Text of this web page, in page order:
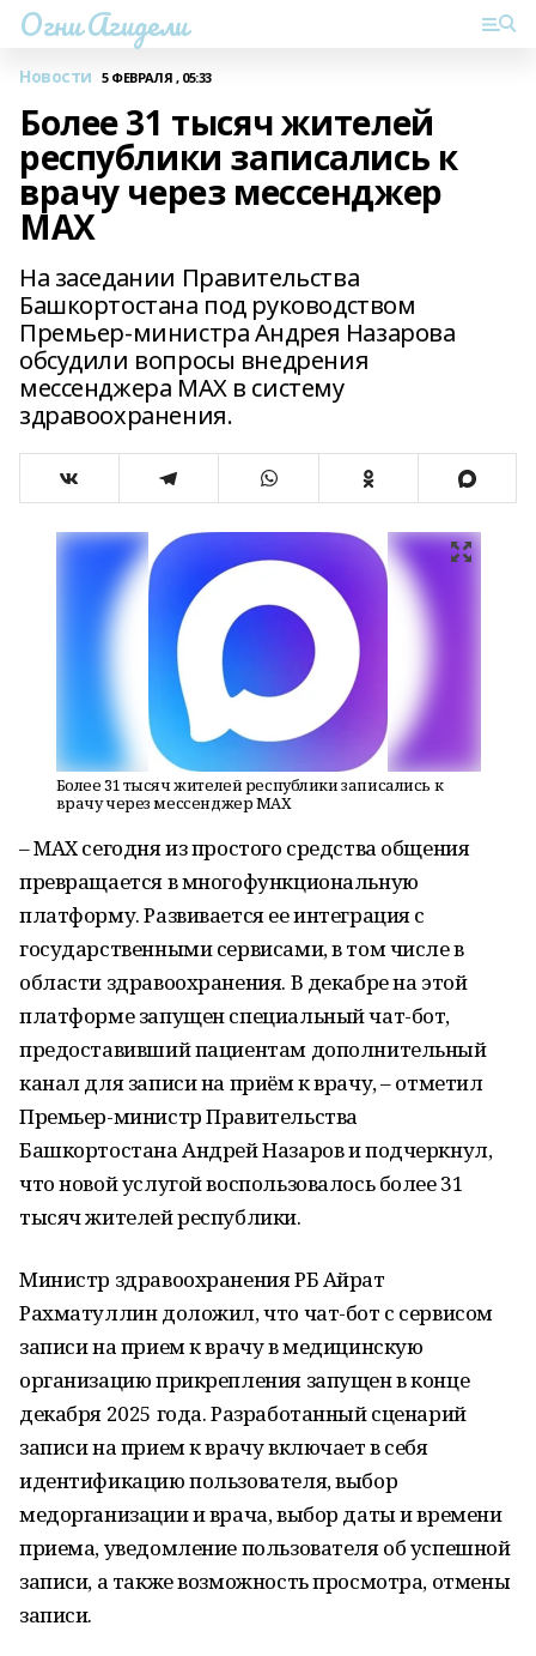
Огни Агидели
Новости 5 ФЕВРАЛЯ , 05:33
Более 31 тысяч жителей
республики записались к
врачу через мессенджер
МАХ
На заседании Правительства
Башкортостана под руководством
Премьер-министра Андрея Назарова
обсудили вопросы внедрения
мессенджера МАХ в систему
здравоохранения.
Более 31 тысяч жителей республики записались к
врачу через мессенджер МАХ
– MAX сегодня из простого средства общения
превращается в многофункциональную
платформу. Развивается ее интеграция с
государственными сервисами, в том числе в
области здравоохранения. В декабре на этой
платформе запущен специальный чат-бот,
предоставивший пациентам дополнительный
канал для записи на приём к врачу, – отметил
Премьер-министр Правительства
Башкортостана Андрей Назаров и подчеркнул,
что новой услугой воспользовалось более 31
тысяч жителей республики.
Министр здравоохранения РБ Айрат
Рахматуллин доложил, что чат-бот с сервисом
записи на прием к врачу в медицинскую
организацию прикрепления запущен в конце
декабря 2025 года. Разработанный сценарий
записи на прием к врачу включает в себя
идентификацию пользователя, выбор
медорганизации и врача, выбор даты и времени
приема, уведомление пользователя об успешной
записи, а также возможность просмотра, отмены
записи.